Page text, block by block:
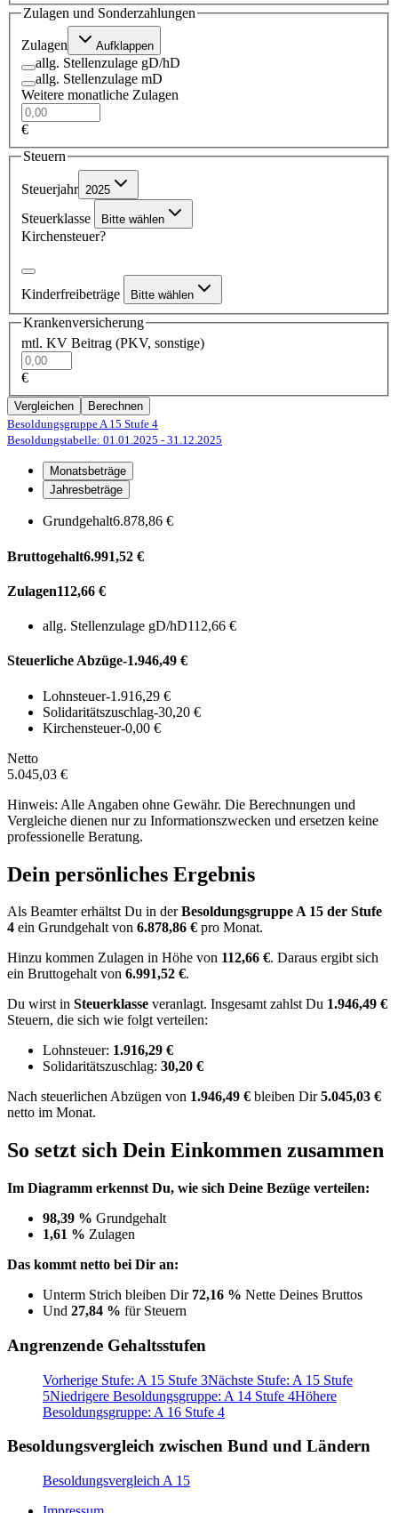
Zulagen und Sonderzahlungen
Zulagen Aufklappen
allg. Stellenzulage gD/hD
allg. Stellenzulage mD
Weitere monatliche Zulagen
€
Steuern
Steuerjahr 2025
Steuerklasse Bitte wählen
Kirchensteuer?
Kinderfreibeträge Bitte wählen
Krankenversicherung
mtl. KV Beitrag (PKV, sonstige)
€
Vergleichen
Berechnen
Besoldungsgruppe A 15 Stufe 4
Besoldungstabelle: 01.01.2025 - 31.12.2025
Monatsbeträge
Jahresbeträge
Grundgehalt6.878,86 €
Bruttogehalt6.991,52 €
Zulagen112,66 €
allg. Stellenzulage gD/hD112,66 €
Steuerliche Abzüge-1.946,49 €
Lohnsteuer-1.916,29 €
Solidaritätszuschlag-30,20 €
Kirchensteuer-0,00 €
Netto
5.045,03 €
Hinweis: Alle Angaben ohne Gewähr. Die Berechnungen und
Vergleiche dienen nur zu Informationszwecken und ersetzen keine
professionelle Beratung.
Dein persönliches Ergebnis
Als Beamter erhältst Du in derBesoldungsgruppeA 15 der Stufe
4 ein Grundgehalt von 6.878,86 € pro Monat.
Hinzu kommen Zulagen in Höhe von 112,66 €. Daraus ergibt sich
ein Bruttogehalt von 6.991,52 €.
Du wirst in Steuerklasse veranlagt. Insgesamt zahlst Du 1.946,49 €
Steuern, die sich wie folgt verteilen:
Lohnsteuer: 1.916,29 €
Solidaritätszuschlag: 30,20 €
Nach steuerlichen Abzügen von 1.946,49 € bleiben Dir5.045,03 €
netto im Monat.
So setzt sich Dein Einkommen zusammen
Im Diagramm erkennst Du, wie sich Deine Bezüge verteilen:
98,39 % Grundgehalt
1,61 % Zulagen
Das kommt netto bei Dir an:
Unterm Strich bleiben Dir 72,16 % Nette Deines Bruttos
Und 27,84 % für Steuern
Angrenzende Gehaltsstufen
Vorherige Stufe: A 15 Stufe 3Nächste Stufe: A 15 Stufe
5Niedrigere Besoldungsgruppe: A 14 Stufe 4Höhere
Besoldungsgruppe: A 16 Stufe 4
Besoldungsvergleich zwischen Bund und Ländern
Besoldungsvergleich A 15